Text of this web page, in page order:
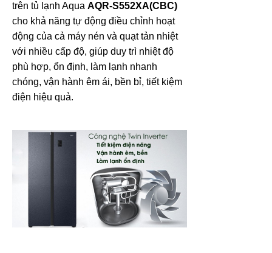
trên tủ lạnh Aqua AQR-S552XA(CBC)
cho khả năng tự động điều chỉnh hoạt
động của cả máy nén và quạt tản nhiệt
với nhiều cấp độ, giúp duy trì nhiệt độ
phù hợp, ổn định, làm lạnh nhanh
chóng, vận hành êm ái, bền bỉ, tiết kiệm
điện hiệu quả.